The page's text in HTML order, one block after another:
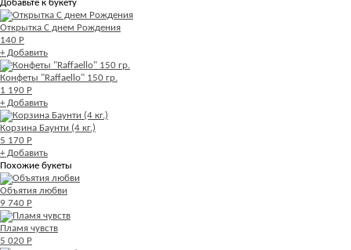
Добавьте к букету
Открытка С днем Рождения
140 Р
+ Добавить
Конфеты "Raffaello" 150 гр.
1 190 Р
+ Добавить
Корзина Баунти (4 кг.)
5 170 Р
+ Добавить
Похожие букеты
Объятия любви
9 740 Р
Пламя чувств
5 020 Р